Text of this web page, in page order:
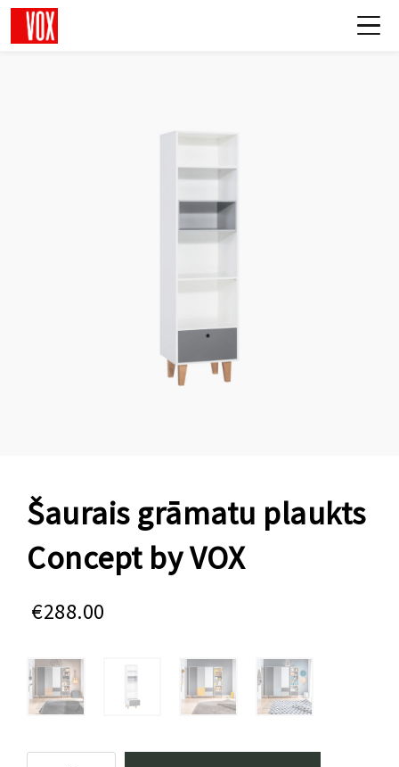
Šaurais grāmatu plaukts
Concept by VOX
€288.00